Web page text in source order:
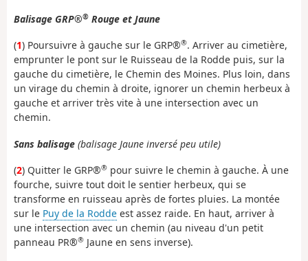
Balisage GRP®® Rouge et Jaune
(1) Poursuivre à gauche sur le GRP®®. Arriver au cimetière,
emprunter le pont sur le Ruisseau de la Rodde puis, sur la
gauche du cimetière, le Chemin des Moines. Plus loin, dans
un virage du chemin à droite, ignorer un chemin herbeux à
gauche et arriver très vite à une intersection avec un
chemin.
Sans balisage (balisage Jaune inversé peu utile)
(2) Quitter le GRP®® pour suivre le chemin à gauche. À une
fourche, suivre tout doit le sentier herbeux, qui se
transforme en ruisseau après de fortes pluies. La montée
sur le Puy de la Rodde est assez raide. En haut, arriver à
une intersection avec un chemin (au niveau d'un petit
panneau PR®® Jaune en sens inverse).